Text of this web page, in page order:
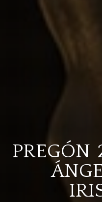
PREGÓN